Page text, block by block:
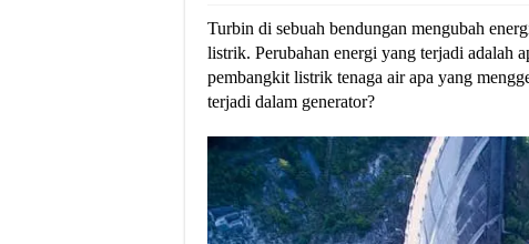
Turbin di sebuah bendungan mengubah
listrik. Perubahan energi yang terjadi adalah
pembangkit listrik tenaga air apa yang
terjadi dalam generator?